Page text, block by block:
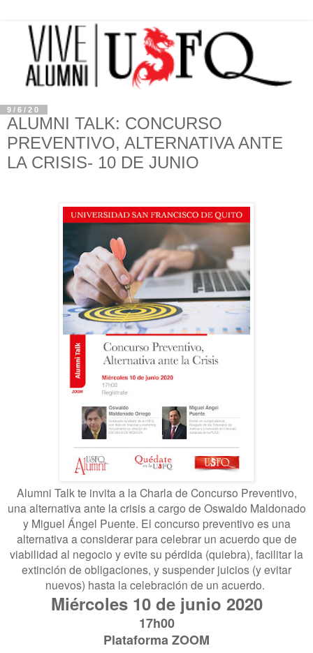
9/6/20
ALUMNI TALK: CONCURSO
PREVENTIVO, ALTERNATIVA ANTE
LA CRISIS- 10 DE JUNIO
Alumni Talk te invita a la Charla de Concurso Preventivo,
una alternativa ante la crisis a cargo de Oswaldo Maldonado
y Miguel Ángel Puente. El concurso preventivo es una
alternativa a considerar para celebrar un acuerdo que de
viabilidad al negocio y evite su pérdida (quiebra), facilitar la
extinción de obligaciones, y suspender juicios (y evitar
nuevos) hasta la celebración de un acuerdo.
Miércoles 10 de junio 2020
17h00
Plataforma ZOOM